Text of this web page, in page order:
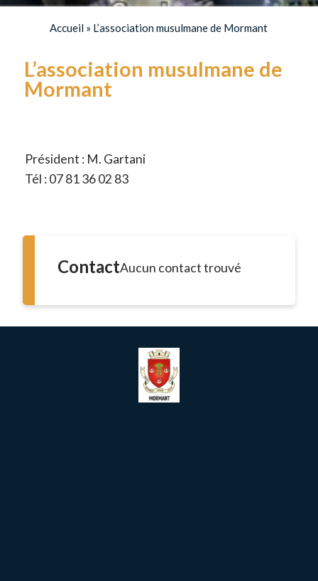
Accueil » L’association musulmane de Mormant
L’association musulmane de
Mormant
Président : M. Gartani
Tél : 07 81 36 02 83
ContactAucun contact trouvé